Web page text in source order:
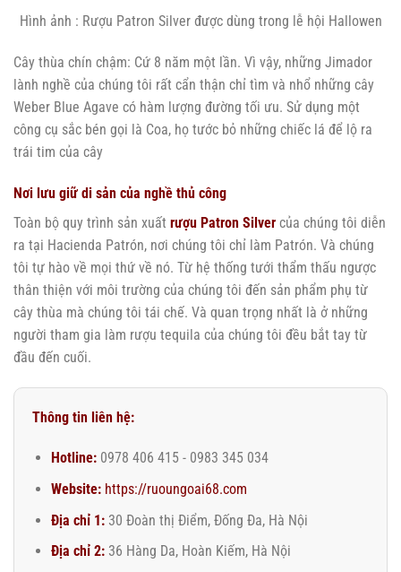
Hình ảnh : Rượu Patron Silver được dùng trong lễ hội Hallowen
Cây thùa chín chậm: Cứ 8 năm một lần. Vì vậy, những Jimador
lành nghề của chúng tôi rất cẩn thận chỉ tìm và nhổ những cây
Weber Blue Agave có hàm lượng đường tối ưu. Sử dụng một
công cụ sắc bén gọi là Coa, họ tước bỏ những chiếc lá để lộ ra
trái tim của cây
Nơi lưu giữ di sản của nghề thủ công
Toàn bộ quy trình sản xuất rượu Patron Silver của chúng tôi diễn
ra tại Hacienda Patrón, nơi chúng tôi chỉ làm Patrón. Và chúng
tôi tự hào về mọi thứ về nó. Từ hệ thống tưới thẩm thấu ngược
thân thiện với môi trường của chúng tôi đến sản phẩm phụ từ
cây thùa mà chúng tôi tái chế. Và quan trọng nhất là ở những
người tham gia làm rượu tequila của chúng tôi đều bắt tay từ
đầu đến cuối.
Thông tin liên hệ:
Hotline:0978 406 415 - 0983 345 034
Website: https://ruoungoai68.com
Địa chỉ 1:30 Đoàn thị Điểm, Đống Đa, Hà Nội
Địa chỉ 2:36 Hàng Da, Hoàn Kiếm, Hà Nội